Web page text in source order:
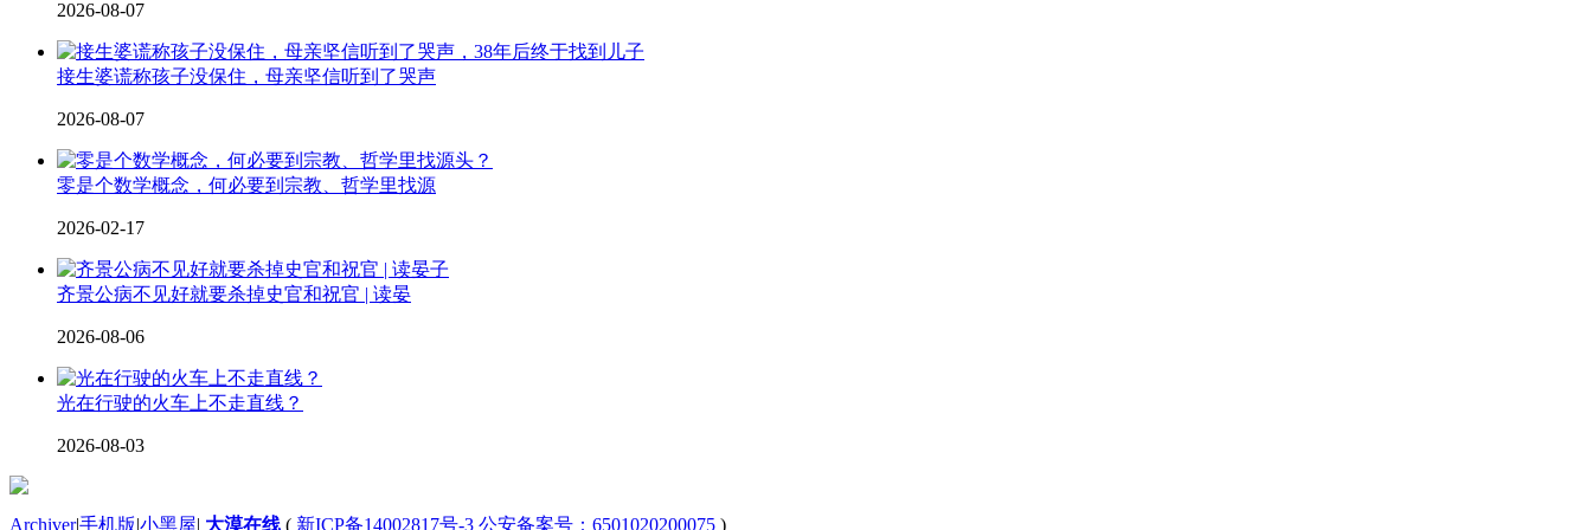
2026-08-07
接生婆谎称孩子没保住，母亲坚信听到了哭声
2026-08-07
零是个数学概念，何必要到宗教、哲学里找源
2026-02-17
齐景公病不见好就要杀掉史官和祝官 | 读晏
2026-08-06
光在行驶的火车上不走直线？
2026-08-03
Archiver|手机版|小黑屋| 大漠在线 ( 新ICP备14002817号-3 公安备案号：6501020200075 )